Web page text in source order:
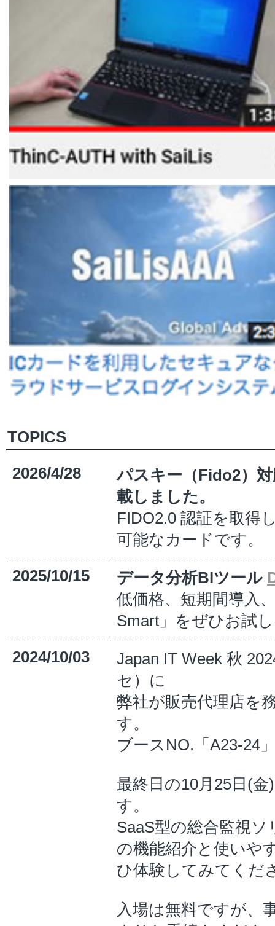
TOPICS
2026/4/28
パスキー（Fido2）
載しました。
FIDO2.0 認証を取得
可能なカードです。
2025/10/15 データ分析BIツール
低価格、短期間導入
Smart」をぜひお試
2024/10/03
Japan IT Week 秋
セ）に
弊社が販売代理店を
す。
ブースNO.「A23-24
最終日の10月25日(
す。
SaaS型の総合監視
の機能紹介と使いや
ひ体験してみてくだ
入場は無料ですが、